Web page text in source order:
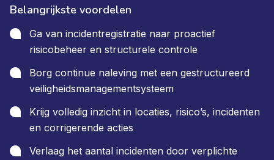
Belangrijkste voordelen
Ga van incidentregistratie naar proactief
risicobeheer en structurele controle
Borg continue naleving met een gestructureerd
veiligheidsmanagementsysteem
Krijg volledig inzicht in locaties, risico’s, incidenten
en corrigerende acties
Verlaag het aantal incidenten door verplichte